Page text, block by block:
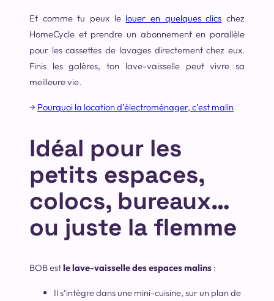
Et comme tu peux le louer en quelques clics chez
HomeCycle et prendre un abonnement en parallèle
pour les cassettes de lavages directement chez eux.
Finis les galères, ton lave-vaisselle peut vivre sa
meilleure vie.
→ Pourquoi la location d’électroménager, c’est malin
Idéal pour les
petits espaces,
colocs, bureaux…
ou juste la flemme
BOB estle lave-vaisselle des espaces malins :
Il s’intègre dans une mini-cuisine, sur un plan de